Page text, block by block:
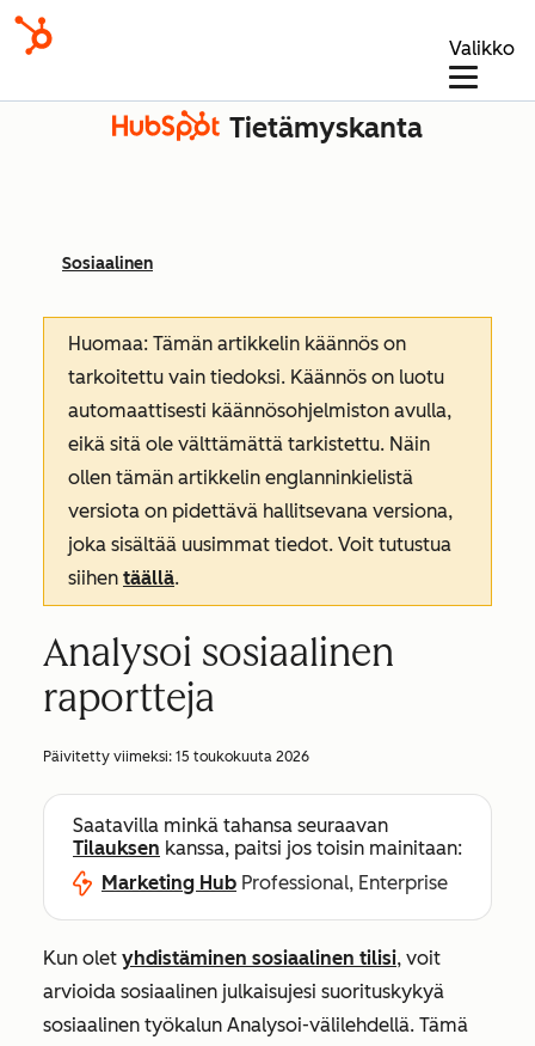
Valikko
Tietämyskanta
Sosiaalinen
Huomaa: Tämän artikkelin käännös on
tarkoitettu vain tiedoksi. Käännös on luotu
automaattisesti käännösohjelmiston avulla,
eikä sitä ole välttämättä tarkistettu. Näin
ollen tämän artikkelin englanninkielistä
versiota on pidettävä hallitsevana versiona,
joka sisältää uusimmat tiedot. Voit tutustua
siihen täällä.
Analysoi sosiaalinen
raportteja
Päivitetty viimeksi: 15 toukokuuta 2026
Saatavilla minkä tahansa seuraavan
Tilauksen kanssa, paitsi jos toisin mainitaan:
Marketing Hub Professional, Enterprise
Kun olet yhdistäminen sosiaalinen tilisi, voit
arvioida sosiaalinen julkaisujesi suorituskykyä
sosiaalinen työkalun Analysoi-välilehdellä. Tämä